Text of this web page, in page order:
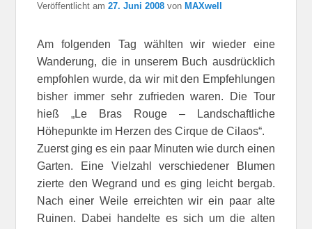
Veröffentlicht am27. Juni 2008 von MAXwell
Am folgenden Tag wählten wir wieder eine
Wanderung, die in unserem Buch ausdrücklich
empfohlen wurde, da wir mit den Empfehlungen
bisher immer sehr zufrieden waren. Die Tour
hieß „Le Bras Rouge – Landschaftliche
Höhepunkte im Herzen des Cirque de Cilaos“.
Zuerst ging es ein paar Minuten wie durch einen
Garten. Eine Vielzahl verschiedener Blumen
zierte den Wegrand und es ging leicht bergab.
Nach einer Weile erreichten wir ein paar alte
Ruinen. Dabei handelte es sich um die alten